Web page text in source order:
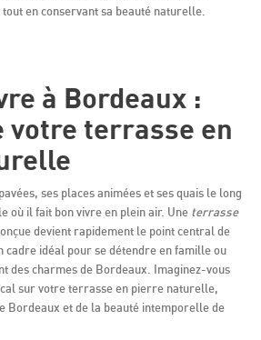
en conservant sa beauté naturelle.
à Bordeaux :
votre terrasse en
ses places animées et ses quais le long
où il fait bon vivre en plein air. Une terrasse
devient rapidement le point central de
idéal pour se détendre en famille ou
des charmes de Bordeaux. Imaginez-vous
sur votre terrasse en pierre naturelle,
Bordeaux et de la beauté intemporelle de